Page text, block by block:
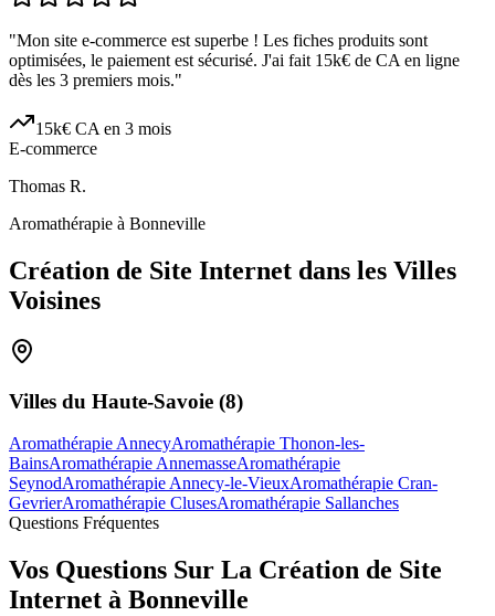
"Mon site e-commerce est superbe ! Les fiches produits sont
optimisées, le paiement est sécurisé. J'ai fait 15k€ de CA en ligne
dès les 3 premiers mois."
15k€ CA en 3 mois
E-commerce
Thomas R.
Aromathérapie à Bonneville
Création de Site Internet dans les Villes
Voisines
Villes du Haute-Savoie (8)
Aromathérapie AnnecyAromathérapie Thonon-les-
BainsAromathérapie AnnemasseAromathérapie
SeynodAromathérapie Annecy-le-VieuxAromathérapie Cran-
GevrierAromathérapie ClusesAromathérapie Sallanches
Questions Fréquentes
Vos Questions Sur La Création de Site
Internet à Bonneville